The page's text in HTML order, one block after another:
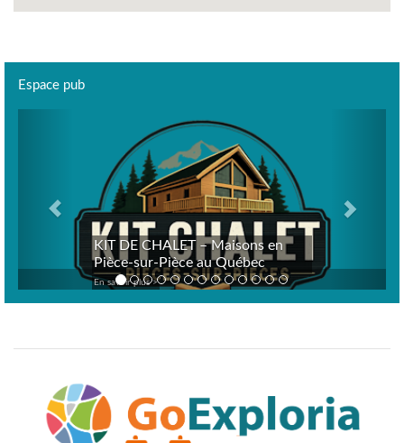
Espace pub
KIT DE CHALET – Maisons en
Pièce-sur-Pièce au Québec
En savoir plus >